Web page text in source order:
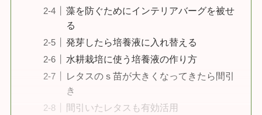
藻を防ぐためにインテリアバーグを被せ
る
発芽したら培養液に入れ替える
水耕栽培に使う培養液の作り方
レタスのｓ苗が大きくなってきたら間引
き
間引いたレタスも有効活用